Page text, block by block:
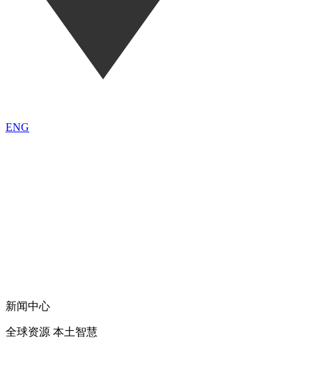
ENG
新闻中心
全球资源 本土智慧